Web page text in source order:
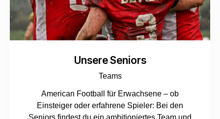
Unsere Seniors
Teams
American Football für Erwachsene – ob
Einsteiger oder erfahrene Spieler: Bei den